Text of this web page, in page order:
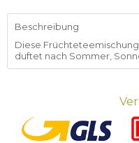
Beschreibung
Diese
duftet nach Sommer,